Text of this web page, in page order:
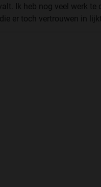
Ik heb nog veel werk te
er toch vertrouwen in